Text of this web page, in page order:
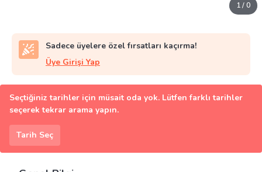
1/0
Sadece üyelere özel fırsatları kaçırma!
Üye Girişi Yap
Seçtiğiniz tarihler için müsait oda yok. Lütfen farklı tarihler
seçerek tekrar arama yapın.
Tarih Seç